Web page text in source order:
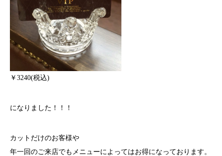
￥3240(税込)
になりました！！！
カットだけのお客様や
年一回のご来店でもメニューによってはお得になっております。